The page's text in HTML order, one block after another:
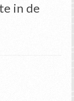
in de